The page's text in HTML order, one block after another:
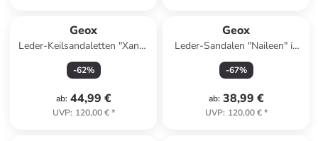
Geox
Leder-Keilsandaletten "Xand"
in Hellbraun
-62%
ab: 44,99 €
UVP: 120,00 €*
Geox
Leder-Sandalen "Naileen" in
Hellbraun/ Weiß
-67%
ab: 38,99 €
UVP: 120,00 €*